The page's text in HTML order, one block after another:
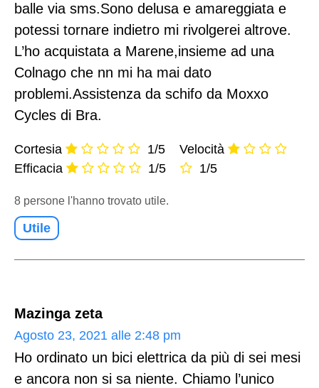
balle via sms.Sono delusa e amareggiata e
potessi tornare indietro mi rivolgerei altrove.
L’ho acquistata a Marene,insieme ad una
Colnago che nn mi ha mai dato
problemi.Assistenza da schifo da Moxxo
Cycles di Bra.
Cortesia
1/5
Efficacia
1/5
Velocità
1/5
8 persone l'hanno trovato utile.
Utile
Mazinga zeta
Agosto 23, 2021 alle 2:48 pm
Ho ordinato un bici elettrica da più di sei mesi
e ancora non si sa niente. Chiamo l’unico